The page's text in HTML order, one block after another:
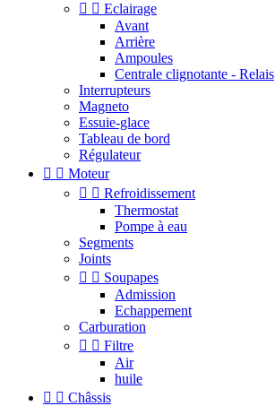
  Eclairage
Avant
Arrière
Ampoules
Centrale clignotante - Relais
Interrupteurs
Magneto
Essuie-glace
Tableau de bord
Régulateur
  Moteur
  Refroidissement
Thermostat
Pompe à eau
Segments
Joints
  Soupapes
Admission
Echappement
Carburation
  Filtre
Air
huile
  Châssis